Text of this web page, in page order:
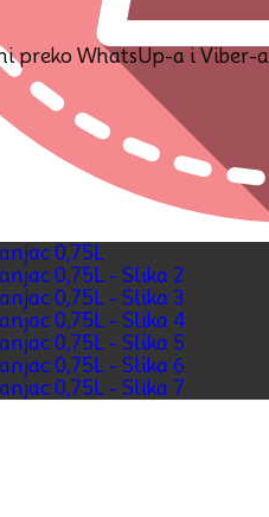
preko WhatsUp-a i Viber-a